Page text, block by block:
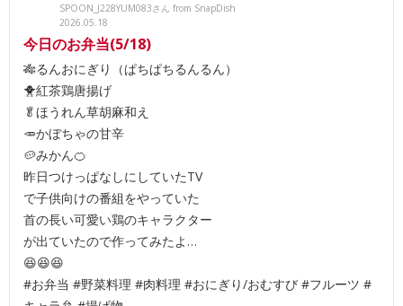
SPOON_J228YUM083さん from SnapDish
2026.05.18
今日のお弁当(5/18)
🎋るんおにぎり（ぱちぱちるんるん）
🐥紅茶鶏唐揚げ
🥬ほうれん草胡麻和え
🥕かぼちゃの甘辛
🥔みかん🍊
昨日つけっぱなしにしていたTV
で子供向けの番組をやっていた
首の長い可愛い鶏のキャラクター
が出ていたので作ってみたよ…
😆😆😆
#お弁当 #野菜料理 #肉料理 #おにぎり/おむすび #フルーツ #